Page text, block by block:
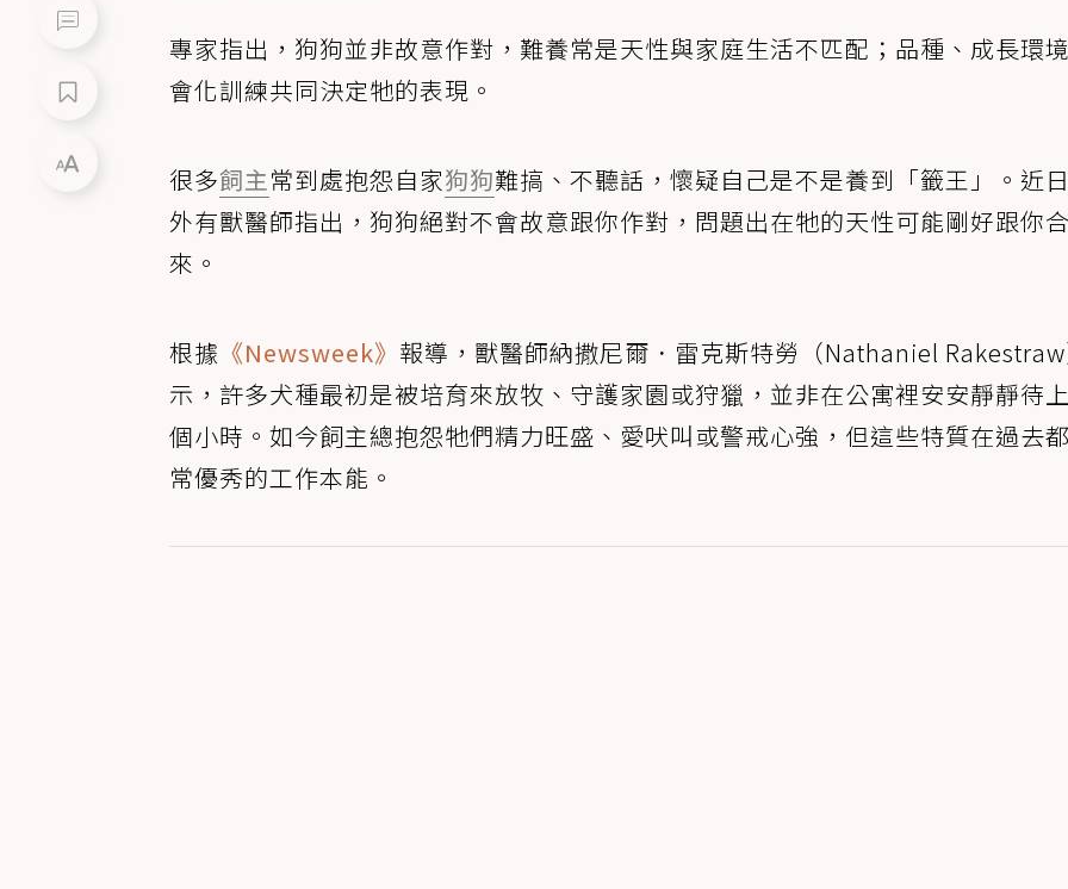
專家指出，狗狗並非故意作對，難養常是天性與家庭生活不匹配；品種、成長環
會化訓練共同決定牠的表現。
很多飼主常到處抱怨自家狗狗難搞、不聽話，懷疑自己是不是養到「籤王」。近
外有獸醫師指出，狗狗絕對不會故意跟你作對，問題出在牠的天性可能剛好跟你
來。
根據 《Newsweek》 報導，獸醫師納撒尼爾．雷克斯特勞（Nathaniel
示，許多犬種最初是被培育來放牧、守護家園或狩獵，並非在公寓裡安安靜靜待
個小時。如今飼主總抱怨牠們精力旺盛、愛吠叫或警戒心強，但這些特質在過去
常優秀的工作本能。